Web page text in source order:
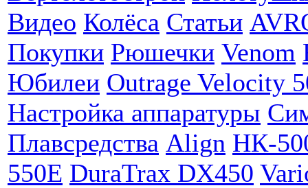
Видео Колёса Статьи
Покупки Рюшечки Venom
Юбилеи Outrage Velocity
Настройка аппаратуры
Плавсредства Align НК-
550E DuraTrax DX450